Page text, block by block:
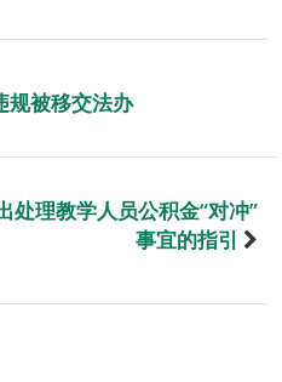
规被移交法办
处理教学人员公积金“对冲”
事宜的指引